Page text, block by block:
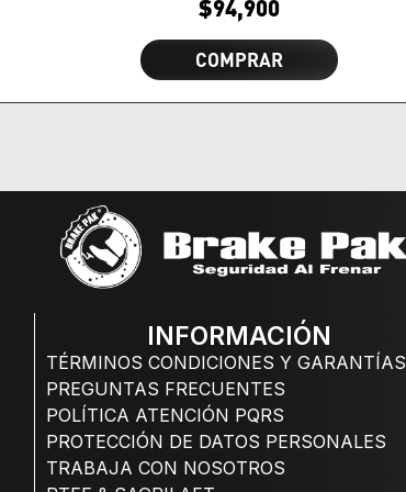
$94,900
COMPRAR
INFORMACIÓN
TÉRMINOS CONDICIONES Y GARANTÍAS
PREGUNTAS FRECUENTES
POLÍTICA ATENCIÓN PQRS
PROTECCIÓN DE DATOS PERSONALES
TRABAJA CON NOSOTROS